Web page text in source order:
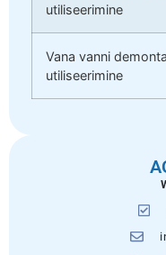
utiliseerimine
Vana vanni
utiliseerimine